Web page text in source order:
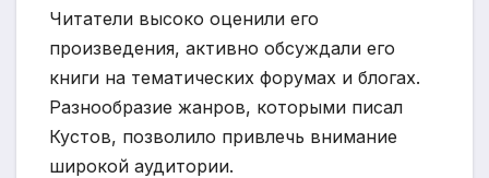
Читатели высоко оценили его
произведения, активно обсуждали его
книги на тематических форумах и блогах.
Разнообразие жанров, которыми писал
Кустов, позволило привлечь внимание
широкой аудитории.